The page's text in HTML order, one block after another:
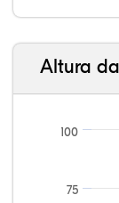
Altura
75
100